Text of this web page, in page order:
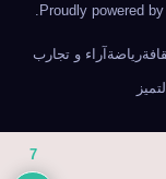
Proudly powered
رياضة آراء و تجارب
7